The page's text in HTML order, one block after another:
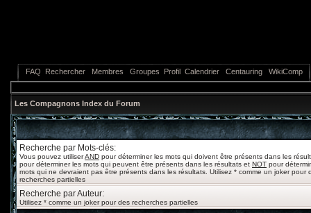
FAQ Rechercher Membres Groupes Profil Calendrier Centauring WikiComp
Les Compagnons Index du Forum
Recherche par Mots-clés:
Vous pouvez utiliserAND pour déterminer les mots qui doivent être présents dans les
pour déterminer les mots qui peuvent être présents dans les résultats et NOT pour
mots qui ne devraient pas être présents dans les résultats. Utilisez * comme un joker pour
recherches partielles
Recherche par Auteur:
Utilisez * comme un joker pour des recherches partielles